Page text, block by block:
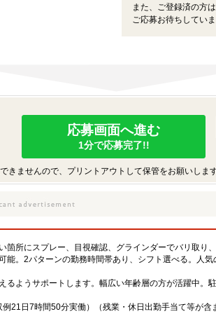
また、ご登録済の方
ご応募お待ちしていま
応募画面へ進む
1分で応募完了!!
きませんので、プリントアウトして保管をお願いします
箇所にスプレー、目視確認、グラインダーでバリ取り
能。2パターンの勤務時間帯あり、シフト選べる。人
るようサポートします。幅広い年齢層の方が活躍中。
21日7時間50分実働）（残業・休日出勤手当て等が含